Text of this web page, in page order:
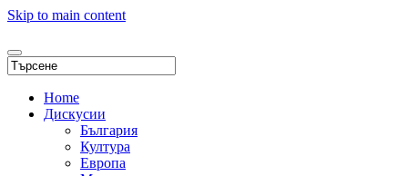
Skip to main content
Home
Дискусии
България
Култура
Европа